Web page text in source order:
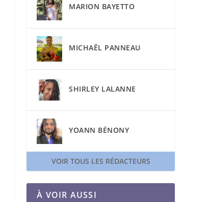
MARION BAYETTO
MICHAËL PANNEAU
SHIRLEY LALANNE
YOANN BÉNONY
VOIR TOUS LES RÉDACTEURS
À VOIR AUSSI